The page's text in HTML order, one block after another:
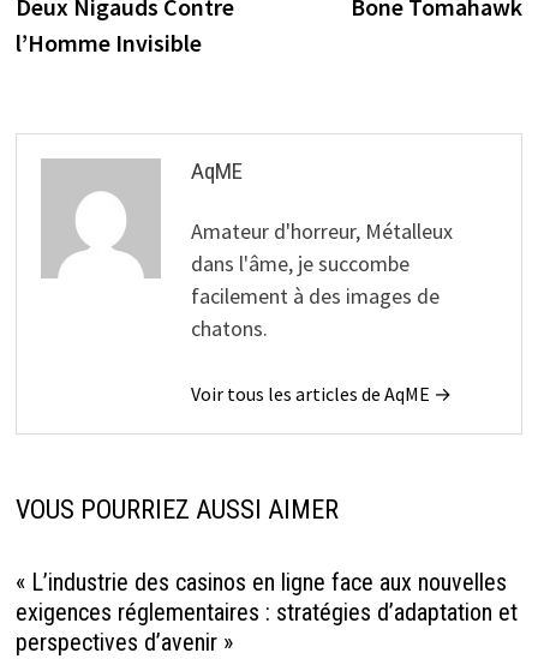
de
Deux Nigauds Contre
l’Homme Invisible
Bone Tomahawk
AqME
Amateur d'horreur, Métalleux
dans l'âme, je succombe
facilement à des images de
chatons.
Voir tous les articles de AqME →
VOUS POURRIEZ AUSSI AIMER
« L’industrie des casinos en ligne face aux nouvelles
exigences réglementaires : stratégies d’adaptation et
perspectives d’avenir »